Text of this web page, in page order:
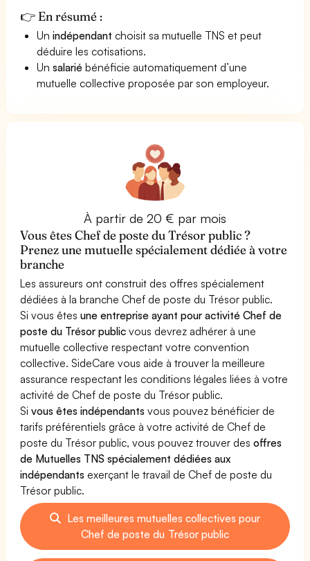
👉 En résumé :
Unindépendant choisit sa mutuelle TNS et peut
déduire les cotisations.
Unsalarié bénéficie automatiquement d’une
mutuelle collective proposée par son employeur.
À partir de 20 € par mois
Vous êtes Chef de poste du Trésor public ?
Prenez une mutuelle spécialement dédiée à votre
branche
Les assureurs ont construit des offres spécialement
dédiées à la branche Chef de poste du Trésor public.
Si vous êtesune entreprise ayant pour activité Chef de
poste du Trésor public vous devrez adhérer à une
mutuelle collective respectant votre convention
collective. SideCare vous aide à trouver la meilleure
assurance respectant les conditions légales liées à votre
activité de Chef de poste du Trésor public.
Sivous êtes indépendants vous pouvez bénéficier de
tarifs préférentiels grâce à votre activité de Chef de
poste du Trésor public, vous pouvez trouver desoffres
de Mutuelles TNS spécialement dédiées aux
indépendants exerçant le travail de Chef de poste du
Trésor public.
Les meilleures mutuelles collectives pour
Chef de poste du Trésor public